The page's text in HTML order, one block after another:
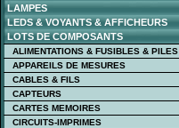
LAMPES
LEDS & VOYANTS & AFFICHEURS
LOTS DE COMPOSANTS
ALIMENTATIONS & FUSIBLES & PILES
APPAREILS DE MESURES
CABLES & FILS
CAPTEURS
CARTES MEMOIRES
CIRCUITS-IMPRIMES